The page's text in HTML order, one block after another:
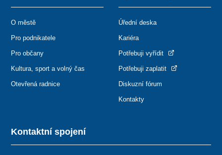
Kontaktní spojení
O městě
Pro podnikatele
Pro občany
Kultura, sport a volný čas
Otevřená radnice
Úřední deska
Kariéra
Potřebuji vyřídit
Potřebuji zaplatit
Diskuzní fórum
Kontakty